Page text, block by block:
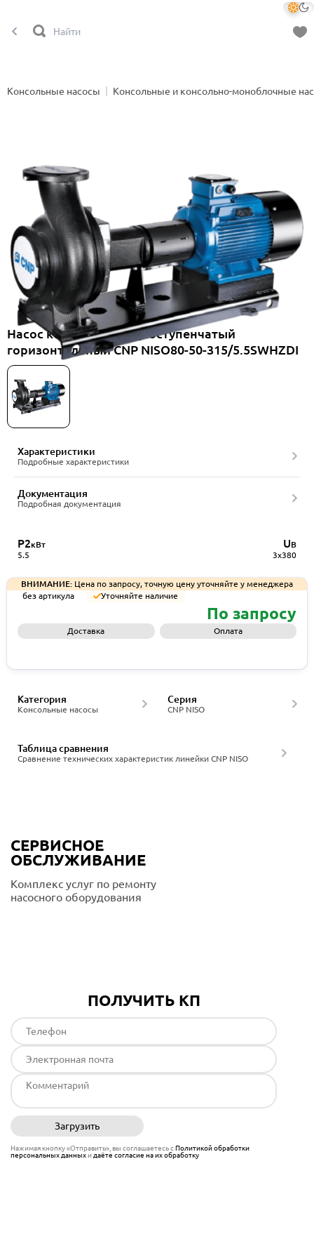
Консольные насосы Консольные и консольно-моноблочные
Насос консольный одноступенчатый
горизонтальный CNP NISO80-50-315/5.5SWHZDI
Характеристики
Подробные характеристики
Документация
Подробная документация
P2кВт
5.5
UВ
3x380
ВНИМАНИЕ: Цена по запросу, точную цену уточняйте у менеджера
без артикула
Уточняйте наличие
По запросу
Доставка Оплата
Консольные насосы
Категория
CNP NISO
Серия
Сравнение технических характеристик линейки CNP NISO
Таблица сравнения
СЕРВИСНОЕ
ОБСЛУЖИВАНИЕ
Комплекс услуг по ремонту
насосного оборудования
ПОЛУЧИТЬ КП
Загрузить
Нажимая кнопку «Отправить», вы соглашаетесь сПолитикой обработки
персональных данныхи даёте согласие на их обработку